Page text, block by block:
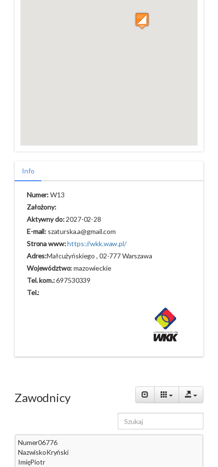
Info
Numer:W13
Założony:
Aktywny do:2027-02-28
E-mail: szaturska.a@gmail.com
Strona www:https://wkk.waw.pl/
Adres:Małcużyńskiego , 02-777 Warszawa
Województwo:mazowieckie
Tel. kom.:697530339
Tel.:
Zawodnicy
Numer06776
NazwiskoKryński
ImięPiotr